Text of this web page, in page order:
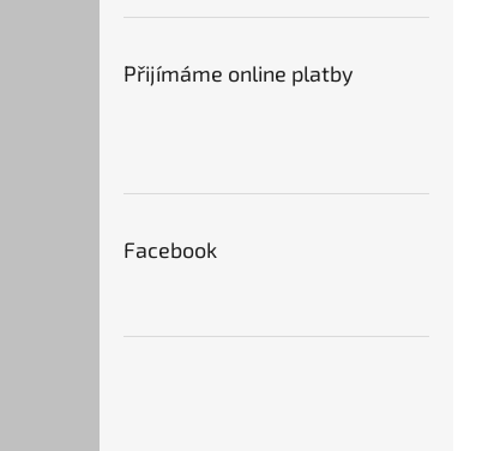
Přijímáme online platby
Facebook